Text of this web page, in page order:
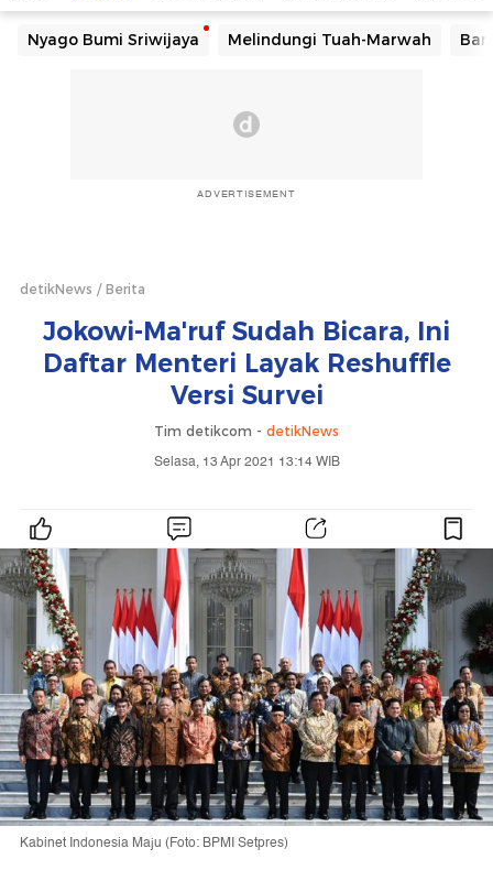
Nyago Bumi Sriwijaya Melindungi Tuah-Marwah
ADVERTISEMENT
detikNews Berita
Jokowi-Ma'ruf Sudah Bicara, Ini
Daftar Menteri Layak Reshuffle
Versi Survei
Tim detikcom - detikNews
Selasa, 13 Apr 2021 13:14 WIB
Kabinet Indonesia Maju (Foto: BPMI Setpres)